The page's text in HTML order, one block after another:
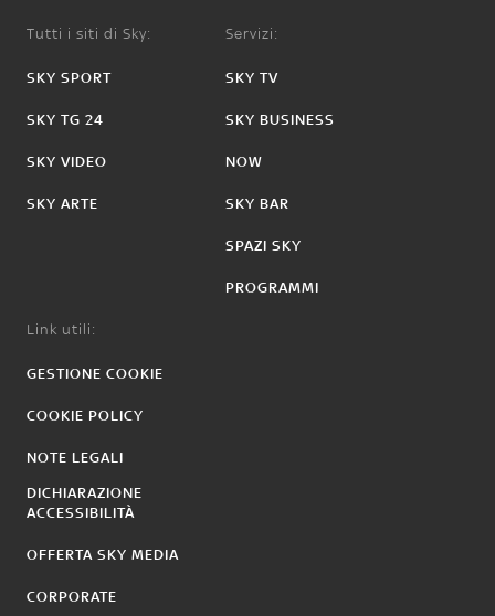
Tutti i siti di Sky:
SKY SPORT
SKY TG 24
SKY VIDEO
SKY ARTE
Servizi:
SKY TV
SKY BUSINESS
NOW
SKY BAR
SPAZI SKY
PROGRAMMI
Link utili:
GESTIONE COOKIE
COOKIE POLICY
NOTE LEGALI
DICHIARAZIONE
ACCESSIBILITÀ
OFFERTA SKY MEDIA
CORPORATE